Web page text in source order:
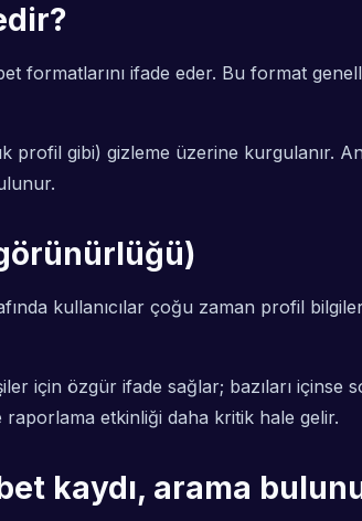
formatlarını ifade eder. Bu format
profil gibi) gizleme üzerine kurgulanır.
kullanıcılar çoğu zaman profil
için özgür ifade sağlar; bazıları içinse
etkinliği daha kritik hale gelir.
kaydı, arama